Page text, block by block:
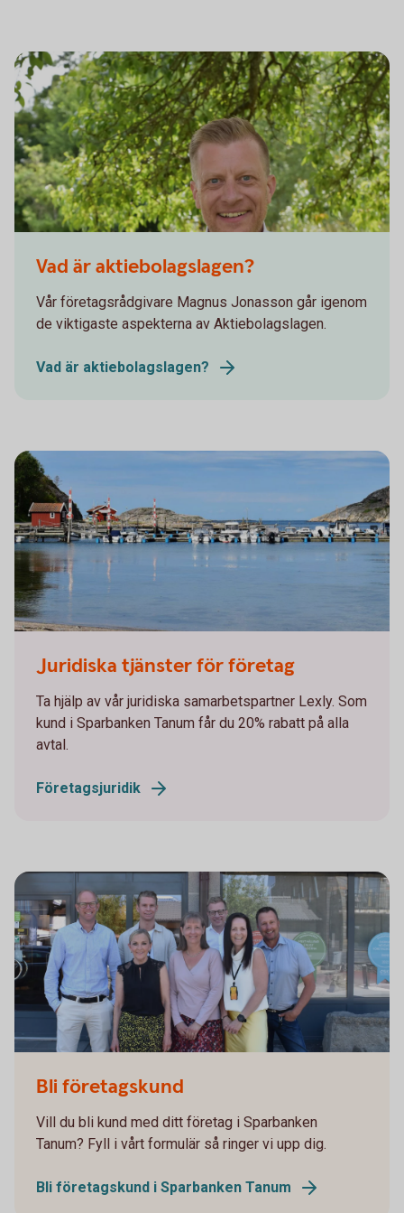
Vad är aktiebolagslagen?
Vår företagsrådgivare Magnus Jonasson går igenom
de viktigaste aspekterna av Aktiebolagslagen.
Vad är aktiebolagslagen?
Juridiska tjänster för företag
Ta hjälp av vår juridiska samarbetspartner Lexly. Som
kund i Sparbanken Tanum får du 20% rabatt på alla
avtal.
Företagsjuridik
Bli företagskund
Vill du bli kund med ditt företag i Sparbanken
Tanum? Fyll i vårt formulär så ringer vi upp dig.
Bli företagskund i Sparbanken Tanum